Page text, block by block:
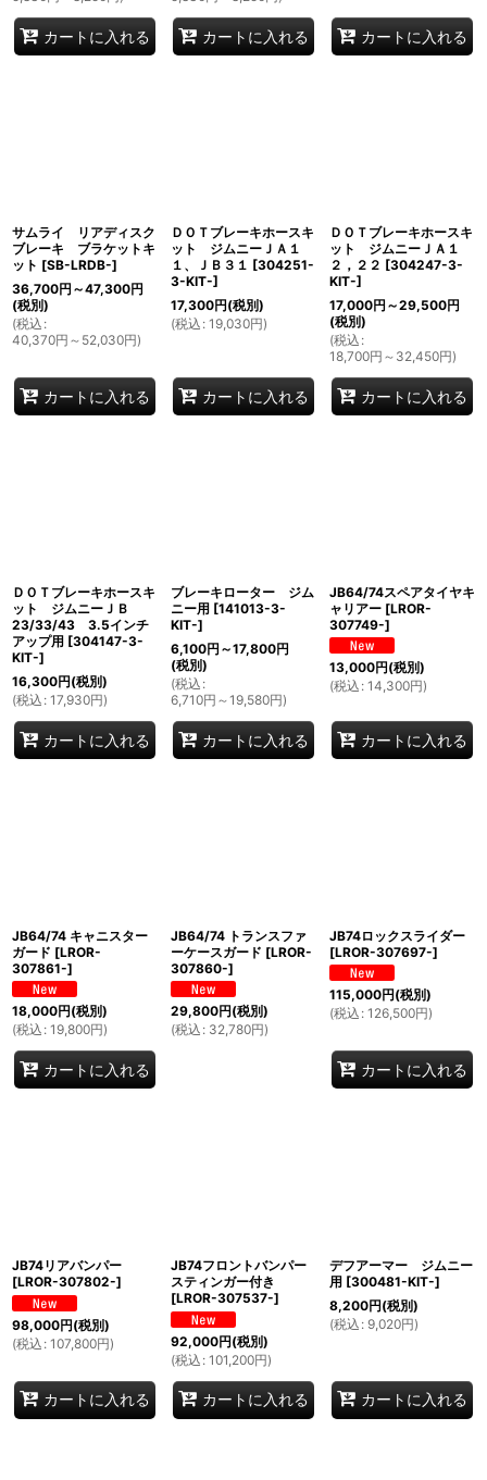
カートに入れる カートに入れる カートに入れる
サムライ リアディスク
ブレーキ ブラケットキ
ット [SB-LRDB-]
36,700円 ～47,300円
(税別)
(税込 :
40,370円 ～52,030円)
カートに入れる
ＤＯＴブレーキホースキ
ット ジムニーＪＡ１
１、ＪＢ３１ [304251-
3-KIT-]
17,300円(税別)
(税込 : 19,030円)
カートに入れる
ＤＯＴブレーキホースキ
ット ジムニーＪＡ１
２，２２ [304247-3-
KIT-]
17,000円 ～29,500円
(税別)
(税込 :
18,700円 ～32,450円)
カートに入れる
ＤＯＴブレーキホースキ
ット ジムニーＪＢ
23/33/43 3.5インチ
アップ用 [304147-3-
KIT-]
16,300円(税別)
(税込 : 17,930円)
カートに入れる
ブレーキローター ジム
ニー用 [141013-3-
KIT-]
6,100円 ～17,800円
(税別)
(税込 :
6,710円 ～19,580円)
カートに入れる
JB64/74スペアタイヤキ
ャリアー [LROR-
307749-]
13,000円(税別)
(税込 : 14,300円)
カートに入れる
JB64/74 キャニスター
ガード [LROR-
307861-]
18,000円(税別)
(税込 : 19,800円)
カートに入れる
JB64/74 トランスファ
ーケースガード [LROR-
307860-]
29,800円(税別)
(税込 : 32,780円)
JB74ロックスライダー
[LROR-307697-]
115,000円(税別)
(税込 : 126,500円)
カートに入れる
JB74リアバンパー
[LROR-307802-]
98,000円(税別)
(税込 : 107,800円)
カートに入れる
JB74フロントバンパー
スティンガー付き
[LROR-307537-]
92,000円(税別)
(税込 : 101,200円)
カートに入れる
デフアーマー ジムニー
用 [300481-KIT-]
8,200円(税別)
(税込 : 9,020円)
カートに入れる